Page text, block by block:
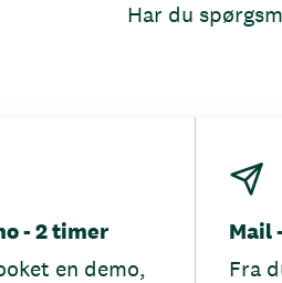
Har du
- 2 timer
en demo,
Mail
Fra